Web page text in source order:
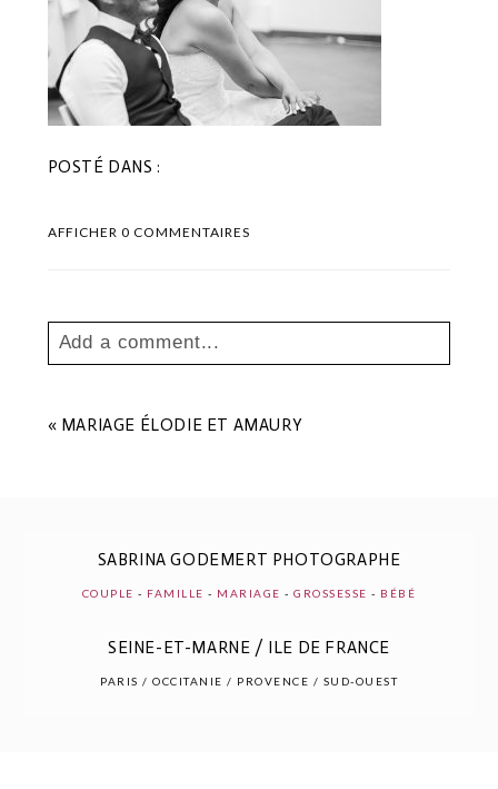
POSTÉ DANS :
AFFICHER0 COMMENTAIRES
Add a comment...
Les champs marqués sont requis *
POST COMMENT
« MARIAGE ÉLODIE ET AMAURY
SABRINA GODEMERT PHOTOGRAPHE
COUPLE - FAMILLE - MARIAGE -GROSSESSE - BÉBÉ
SEINE-ET-MARNE / ILE DE FRANCE
PARIS / OCCITANIE / PROVENCE / SUD-OUEST